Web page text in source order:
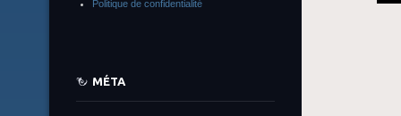
Politique de confidentialité
MÉTA